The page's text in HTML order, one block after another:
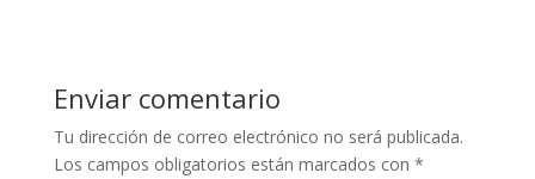
Enviar comentario
Tu dirección de correo electrónico no será publicada.
Los campos obligatorios están marcados con *